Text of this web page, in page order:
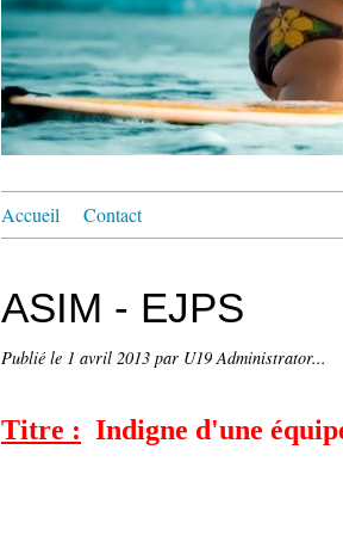
Accueil Contact
ASIM - EJPS
Publié le 1 avril 2013 par U19 Administrator...
Titre : Indigne d'une